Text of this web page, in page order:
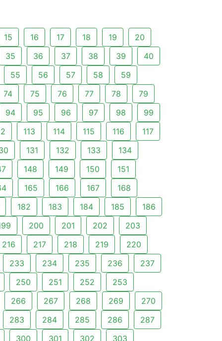
15 16 17 18 19
20
35 36 37 38 39
40
55 56 57 58
59
74 75 76 77 78
79
94 95 96 97 98
99
113 114 115 116
117
131 132 133
134
148 149 150
151
165 166 167
168
182 183 184 185
186
200 201 202
203
216 217 218 219
220
233 234 235 236
237
250 251 252
253
266 267 268 269
270
283 284 285 286
287
300 301 302 303